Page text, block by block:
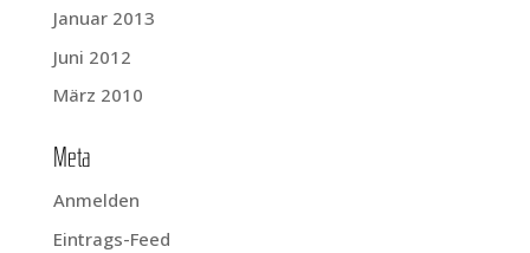
Januar 2013
Juni 2012
März 2010
Meta
Anmelden
Eintrags-Feed